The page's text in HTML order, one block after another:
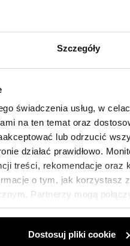
Szczegóły
świadczenia usług, w
na ten temat oraz
lub odrzucić
działać prawidłowo.
treści, rekomendacje oraz
o tym, jak korzystasz
Partnerzy mogą
z ich usług.
Dostosuj pliki cookie